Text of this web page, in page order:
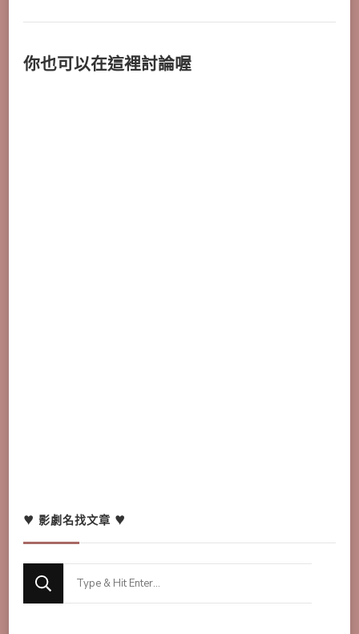
你也可以在這裡討論喔
♥ 影劇名找文章 ♥
Looking